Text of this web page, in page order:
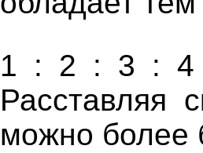
1 : 2 : 3 :
Расставляя
можно более